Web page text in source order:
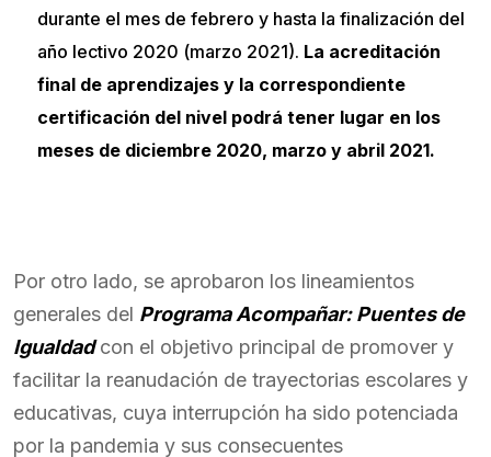
durante el mes de febrero y hasta la finalización del
año lectivo 2020 (marzo 2021). La acreditación
final de aprendizajes y la correspondiente
certificación del nivel podrá tener lugar en los
meses de diciembre 2020, marzo y abril 2021.
Por otro lado, se aprobaron los lineamientos
generales del Programa Acompañar: Puentes de
Igualdadcon el objetivo principal de promover y
facilitar la reanudación de trayectorias escolares y
educativas, cuya interrupción ha sido potenciada
por la pandemia y sus consecuentes